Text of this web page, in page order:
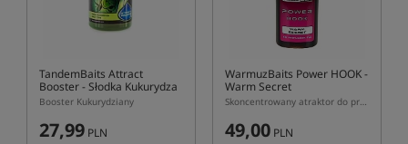
TandemBaits Attract
Booster- Słodka Kukurydza
Booster Kukurydziany
27,99 PLN
WarmuzBaits Power HOOK -
Warm Secret
Skoncentrowany atraktor do przynęt o zapachu Warm Secret
49,00 PLN